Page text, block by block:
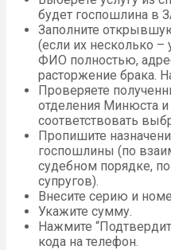
будет госпошлина в
Заполните
(если их несколько –
ФИО полностью,
расторжение брака.
Проверяете
отделения Минюста
соответствовать
Пропишите
госпошлины (по
судебном порядке,
супругов).
Внесите серию и
Укажите сумму.
Нажмите
кода на телефон.